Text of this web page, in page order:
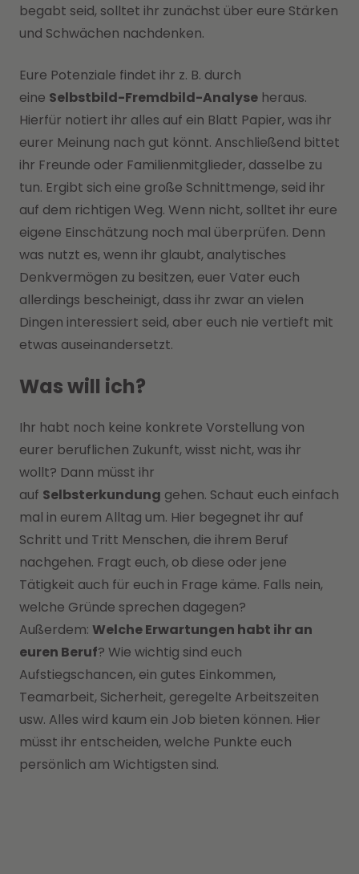
begabt seid, solltet ihr zunächst über eure Stärken
und Schwächen nachdenken.
Eure Potenziale findet ihr z. B. durch
eine Selbstbild-Fremdbild-Analyse heraus.
Hierfür notiert ihr alles auf ein Blatt Papier, was ihr
eurer Meinung nach gut könnt. Anschließend bittet
ihr Freunde oder Familienmitglieder, dasselbe zu
tun. Ergibt sich eine große Schnittmenge, seid ihr
auf dem richtigen Weg. Wenn nicht, solltet ihr eure
eigene Einschätzung noch mal überprüfen. Denn
was nutzt es, wenn ihr glaubt, analytisches
Denkvermögen zu besitzen, euer Vater euch
allerdings bescheinigt, dass ihr zwar an vielen
Dingen interessiert seid, aber euch nie vertieft mit
etwas auseinandersetzt.
Was will ich?
Ihr habt noch keine konkrete Vorstellung von
eurer beruflichen Zukunft, wisst nicht, was ihr
wollt? Dann müsst ihr
auf Selbsterkundung gehen. Schaut euch einfach
mal in eurem Alltag um. Hier begegnet ihr auf
Schritt und Tritt Menschen, die ihrem Beruf
nachgehen. Fragt euch, ob diese oder jene
Tätigkeit auch für euch in Frage käme. Falls nein,
welche Gründe sprechen dagegen?
Außerdem: Welche Erwartungen habt ihr an
euren Beruf? Wie wichtig sind euch
Aufstiegschancen, ein gutes Einkommen,
Teamarbeit, Sicherheit, geregelte Arbeitszeiten
usw. Alles wird kaum ein Job bieten können. Hier
müsst ihr entscheiden, welche Punkte euch
persönlich am Wichtigsten sind.